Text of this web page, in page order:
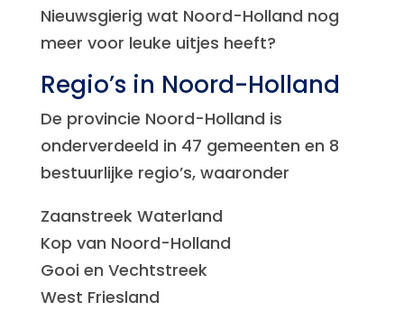
Nieuwsgierig wat Noord-Holland nog
meer voor leuke uitjes heeft?
Regio’s in Noord-Holland
De provincie Noord-Holland is
onderverdeeld in 47 gemeenten en 8
bestuurlijke regio’s, waaronder
Zaanstreek Waterland
Kop van Noord-Holland
Gooi en Vechtstreek
West Friesland